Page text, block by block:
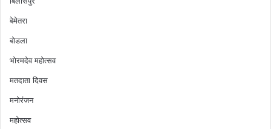
बेमेतरा
बोडला
भोरमदेव महोत्सव
मतदाता दिवस
मनोरंजन
महोत्सव